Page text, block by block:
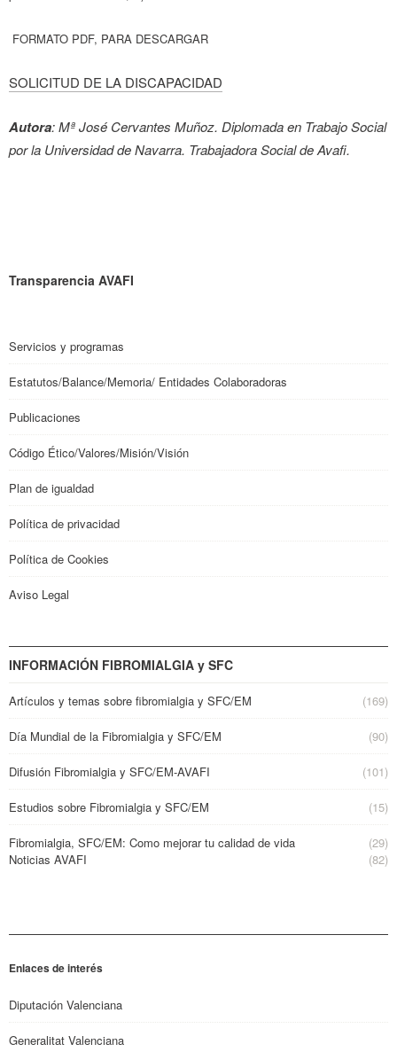
FORMATO PDF, PARA DESCARGAR
SOLICITUD DE LA DISCAPACIDAD
Autora: Mª José Cervantes Muñoz. Diplomada en Trabajo Social
por la Universidad de Navarra. Trabajadora Social de Avafi.
Transparencia AVAFI
Servicios y programas
Estatutos/Balance/Memoria/ Entidades Colaboradoras
Publicaciones
Código Ético/Valores/Misión/Visión
Plan de igualdad
Política de privacidad
Política de Cookies
Aviso Legal
INFORMACIÓN FIBROMIALGIA y SFC
Artículos y temas sobre fibromialgia y SFC/EM (169)
Día Mundial de la Fibromialgia y SFC/EM (90)
Difusión Fibromialgia y SFC/EM-AVAFI (101)
Estudios sobre Fibromialgia y SFC/EM (15)
Fibromialgia, SFC/EM: Como mejorar tu calidad de vida
(29)
Noticias AVAFI
(82)
Enlaces de interés
Diputación Valenciana
Generalitat Valenciana